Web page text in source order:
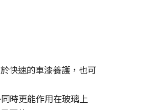
快速的車漆養護，也可
時更能作用在玻璃上